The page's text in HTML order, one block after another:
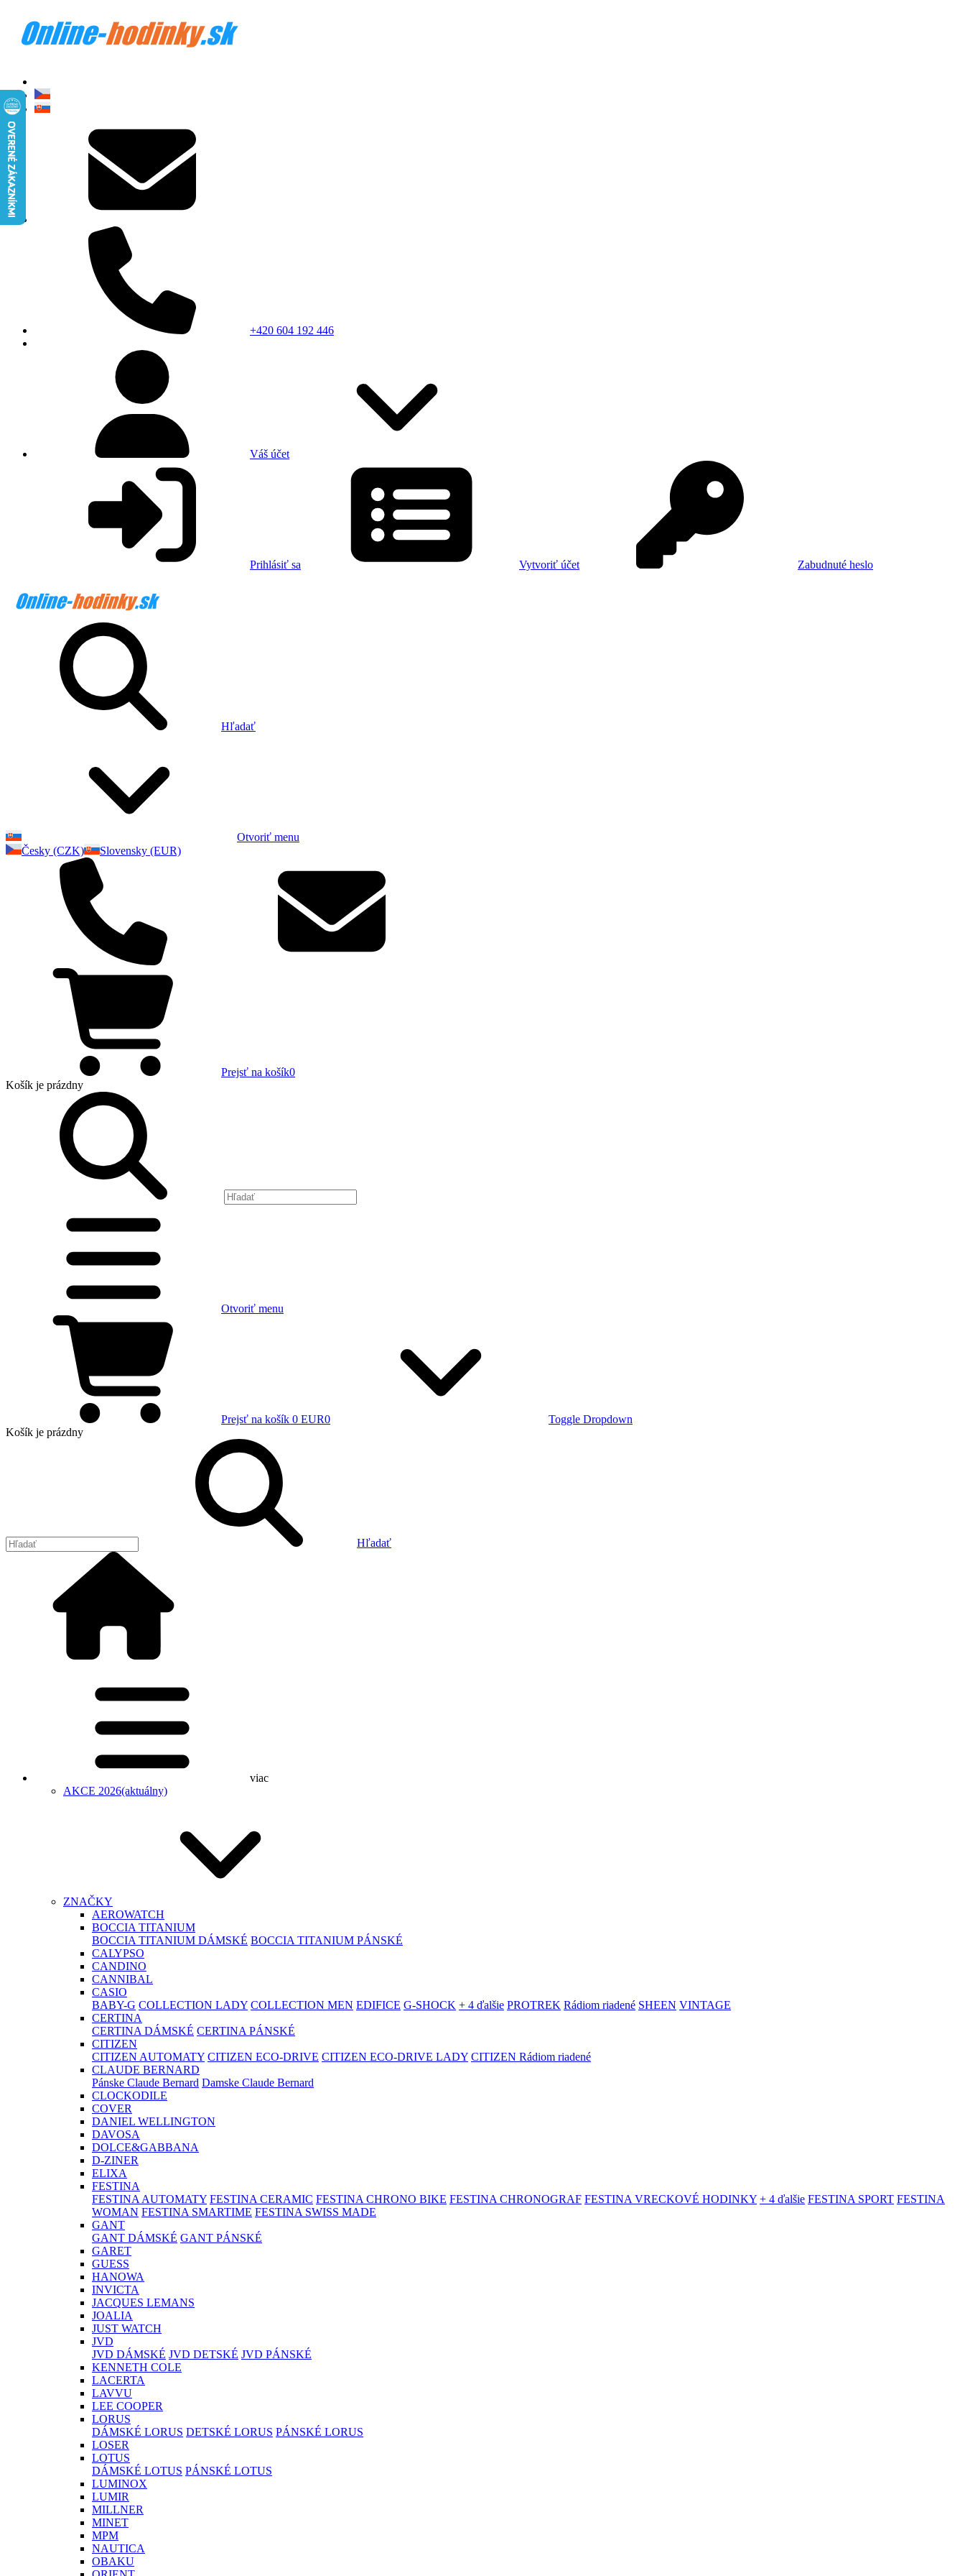
+420 604 192 446
Váš účet
Prihlásiť sa Vytvoriť účet Zabudnuté heslo
Hľadať
Otvoriť menu
Česky (CZK)
Slovensky (EUR)
Prejsť na košík0
Košík je prázdny
Otvoriť menu
Prejsť na košík 0 EUR0
Toggle Dropdown
Košík je prázdny
Hľadať
viac
AKCE 2026(aktuálny)
ZNAČKY
AEROWATCH
BOCCIA TITANIUM
BOCCIA TITANIUM DÁMSKÉ BOCCIA TITANIUM PÁNSKÉ
CALYPSO
CANDINO
CANNIBAL
CASIO
BABY-G COLLECTION LADY COLLECTION MEN EDIFICE G-SHOCK + 4 ďalšie PROTREK Rádiom riadené SHEEN VINTAGE
CERTINA
CERTINA DÁMSKÉ CERTINA PÁNSKÉ
CITIZEN
CITIZEN AUTOMATY CITIZEN ECO-DRIVE CITIZEN ECO-DRIVE LADY CITIZEN Rádiom riadené
CLAUDE BERNARD
Pánske Claude Bernard Damske Claude Bernard
CLOCKODILE
COVER
DANIEL WELLINGTON
DAVOSA
DOLCE&GABBANA
D-ZINER
ELIXA
FESTINA
FESTINA AUTOMATY FESTINA CERAMIC FESTINA CHRONO BIKE FESTINA CHRONOGRAF FESTINA VRECKOVÉ HODINKY + 4 ďalšie FESTINA SPORT FESTINA
WOMAN FESTINA SMARTIME FESTINA SWISS MADE
GANT
GANT DÁMSKÉ GANT PÁNSKÉ
GARET
GUESS
HANOWA
INVICTA
JACQUES LEMANS
JOALIA
JUST WATCH
JVD
JVD DÁMSKÉ JVD DETSKÉ JVD PÁNSKÉ
KENNETH COLE
LACERTA
LAVVU
LEE COOPER
LORUS
DÁMSKÉ LORUS DETSKÉ LORUS PÁNSKÉ LORUS
LOSER
LOTUS
DÁMSKÉ LOTUS PÁNSKÉ LOTUS
LUMINOX
LUMIR
MILLNER
MINET
MPM
NAUTICA
OBAKU